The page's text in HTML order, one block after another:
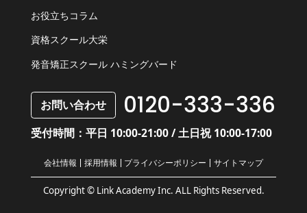
お役立ちコラム
資格スクール大栄
発音矯正スクール ハミングバード
お問い合わせ 0120-333-336
受付時間：平日 10:00-21:00 / 土日祝 10:00-17:00
Copyright © Link Academy Inc. ALL Rights Reserved.
会社情報 採用情報 プライバシーポリシー サイトマップ